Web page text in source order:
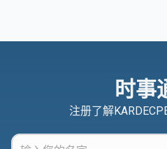
时事
注册了解